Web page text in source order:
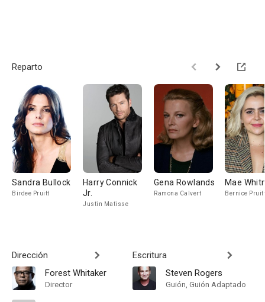
Reparto
Sandra Bullock
Birdee Pruitt
Harry Connick
Jr.
Justin Matisse
Gena Rowlands
Ramona Calvert
Mae
Bernice Pruitt
Dirección
Forest Whitaker
Director
Escritura
Steven Rogers
Guión, Guión Adaptado